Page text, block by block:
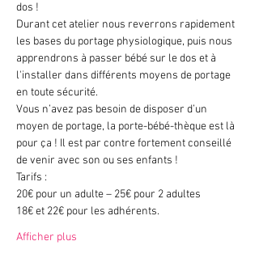
dos !
Durant cet atelier nous reverrons rapidement
les bases du portage physiologique, puis nous
apprendrons à passer bébé sur le dos et à
l'installer dans différents moyens de portage
en toute sécurité.
Vous n’avez pas besoin de disposer d’un
moyen de portage, la porte-bébé-thèque est là
pour ça ! Il est par contre fortement conseillé
de venir avec son ou ses enfants !
Tarifs :
20€ pour un adulte – 25€ pour 2 adultes
18€ et 22€ pour les adhérents.
Afficher plus